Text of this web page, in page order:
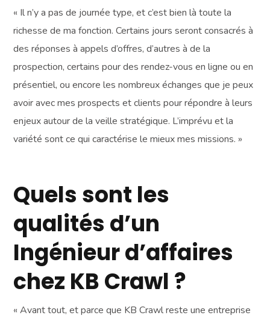
« Il n’y a pas de journée type, et c’est bien là toute la
richesse de ma fonction. Certains jours seront consacrés à
des réponses à appels d’offres, d’autres à de la
prospection, certains pour des rendez-vous en ligne ou en
présentiel, ou encore les nombreux échanges que je peux
avoir avec mes prospects et clients pour répondre à leurs
enjeux autour de la veille stratégique. L’imprévu et la
variété sont ce qui caractérise le mieux mes missions. »
Quels sont les
qualités d’un
Ingénieur d’affaires
chez KB Crawl ?
« Avant tout, et parce que KB Crawl reste une entreprise